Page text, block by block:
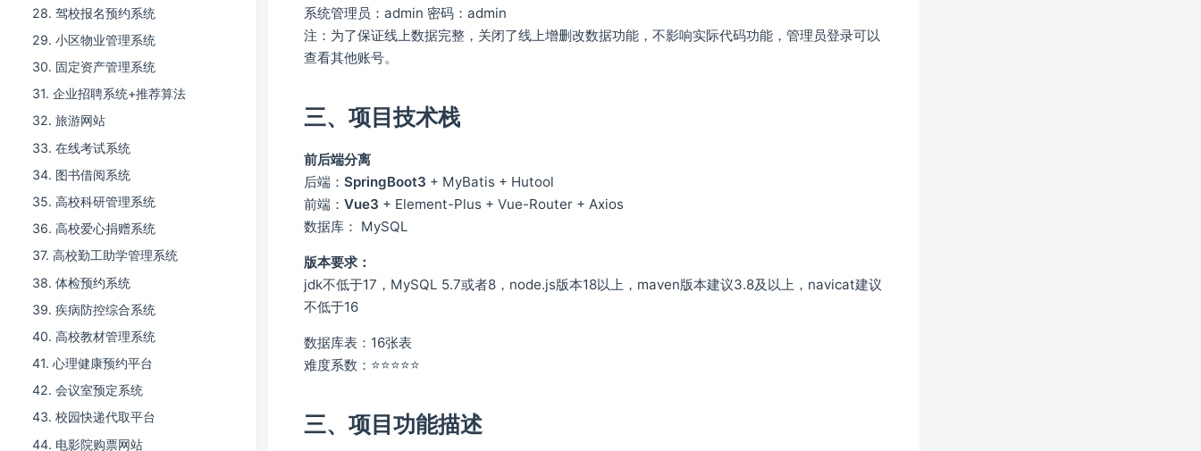
28. 驾校报名预约系统
29. 小区物业管理系统
30. 固定资产管理系统
31. 企业招聘系统+推荐算法
32. 旅游网站
33. 在线考试系统
34. 图书借阅系统
35. 高校科研管理系统
36. 高校爱心捐赠系统
37. 高校勤工助学管理系统
38. 体检预约系统
39. 疾病防控综合系统
40. 高校教材管理系统
41. 心理健康预约平台
42. 会议室预定系统
43. 校园快递代取平台
44. 电影院购票网站
系统管理员：admin 密码：admin
注：为了保证线上数据完整，关闭了线上增删改数据功能，不影响实际代码功能，管理员登录可以
查看其他账号。
三、项目技术栈
前后端分离
后端： SpringBoot3 + MyBatis + Hutool
前端： Vue3 + Element-Plus + Vue-Router + Axios
数据库： MySQL
版本要求：
jdk不低于17，MySQL 5.7或者8，node.js版本18以上，maven版本建议3.8及以上，navicat建议
不低于16
数据库表：16张表
难度系数：⭐⭐⭐⭐⭐
三、项目功能描述